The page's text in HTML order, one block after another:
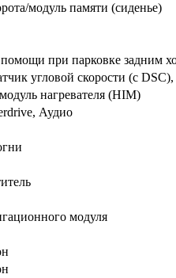
модуль памяти (сиденье)
при парковке задним
угловой скорости (с
нагревателя (HIM)
Аудио
модуля